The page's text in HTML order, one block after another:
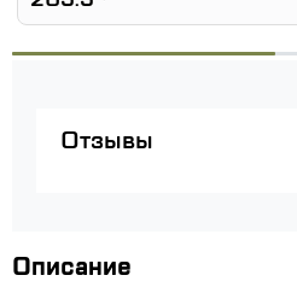
Отзывы
Описание